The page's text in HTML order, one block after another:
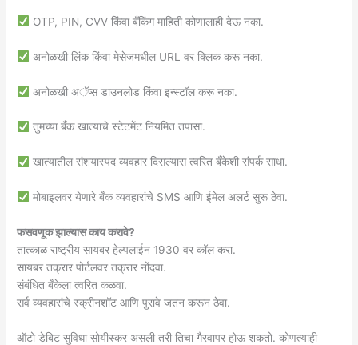
OTP, PIN, CVV किंवा बँकिंग माहिती कोणालाही देऊ नका.
अनोळखी लिंक किंवा मेसेजमधील URL वर क्लिक करू नका.
अनोळखी अॅप्स डाउनलोड किंवा इन्स्टॉल करू नका.
तुमच्या बँक खात्याचे स्टेटमेंट नियमित तपासा.
खात्यातील संशयास्पद व्यवहार दिसल्यास त्वरित बँकेशी संपर्क साधा.
मोबाइलवर येणारे बँक व्यवहारांचे SMS आणि ईमेल अलर्ट सुरू ठेवा.
फसवणूक झाल्यास काय करावे?
तात्काळ राष्ट्रीय सायबर हेल्पलाईन 1930 वर कॉल करा.
सायबर तक्रार पोर्टलवर तक्रार नोंदवा.
संबंधित बँकेला त्वरित कळवा.
सर्व व्यवहारांचे स्क्रीनशॉट आणि पुरावे जतन करून ठेवा.
ऑटो डेबिट सुविधा सोयीस्कर असली तरी तिचा गैरवापर होऊ शकतो. कोणत्याही